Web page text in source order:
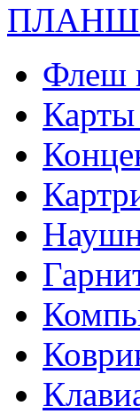
Флеш